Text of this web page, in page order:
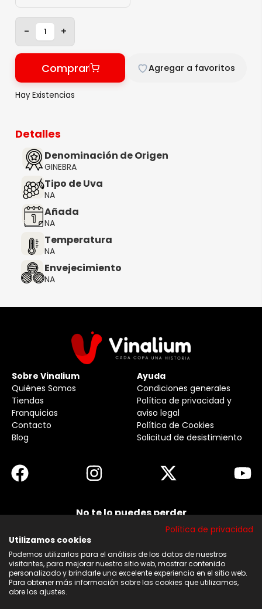
- +
Comprar Agregar a favoritos
Hay Existencias
Detalles
Denominación de Origen
GINEBRA
Tipo de Uva
NA
Añada
NA
Temperatura
NA
Envejecimiento
NA
Sobre Vinalium
Quiénes Somos
Tiendas
Franquicias
Contacto
Blog
Ayuda
Condiciones generales
Política de privacidad y
aviso legal
Política de Cookies
Solicitud de desistimiento
No te lo puedes perder
ninguna de nuestras noticias, ofertas y
Acepto los términos y condiciones
Política de privacidad
Utilizamos cookies
Podemos utilizarlas para el análisis de los datos de nuestros
visitantes, para mejorar nuestro sitio web, mostrar contenido
personalizado y brindarle una excelente experiencia en el sitio web.
Para obtener más información sobre las cookies que utilizamos,
abre los ajustes.